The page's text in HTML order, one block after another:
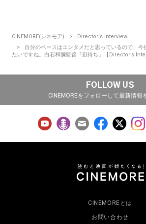
CINEMORE(シネモア)
Director‘s Interview
自分のベースはエンタメだと思っているので、今
たいですね。白石和彌監督『凪待ち』【Director’s
FOLLOW US
CINEMOREをフォローして最新情報
CINEMOREとは
お問い合わせ